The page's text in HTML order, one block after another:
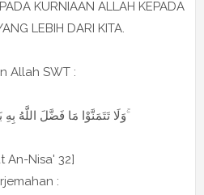
KURNIAAN ALLAH KEPADA
LEBIH DARI KITA.
Allah SWT :
وَلَا تَتَمَنَّوْا مَا فَضَّلَ اللَّهُ بِهِ بَعْضَكُمْ عَلَىٰ بَعْضٍ ۚ
An-Nisa' 32]
: